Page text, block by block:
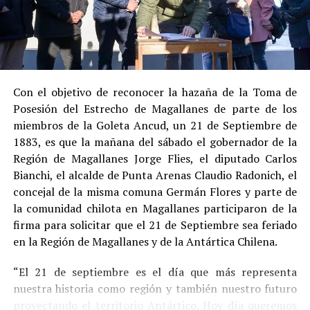
Suconducta anterior irreprochable , al no
registrar antecedentes penales previos.
Estas circunstancias jurídicas, sumadas al
procedimiento abreviado, redujeron la posibilidad de un
cumplimiento efectivo en recinto penitenciario.
Indemnización a la víctima y nueva investigación
por ocultamiento de bienes
En el ámbito civil, elJuzgado de Letras de Castrodictó
enseptiembre de 2023una sentencia que obliga a
Pedro Montecinos apagar una indemnización total de
$120 millonespor concepto de daño moral:
$80 millonesa favor de la víctima.
$40 millonesa favor de su madre.
Sin embargo, la Fiscalía abrió una nueva línea
Con el objetivo de reconocer la hazaña de la Toma de
Posesión del Estrecho de Magallanes de parte de los
miembros de la Goleta Ancud, un 21 de Septiembre de
1883, es que la mañana del sábado el gobernador de la
Región de Magallanes Jorge Flies, el diputado Carlos
Bianchi, el alcalde de Punta Arenas Claudio Radonich, el
concejal de la misma comuna Germán Flores y parte de
la comunidad chilota en Magallanes participaron de la
firma para solicitar que el 21 de Septiembre sea feriado
en la Región de Magallanes y de la Antártica Chilena.
“El 21 de septiembre es el día que más representa
nuestra historia como región y también nuestro futuro
proyectando el territorio Antártico. Hoy día queremos